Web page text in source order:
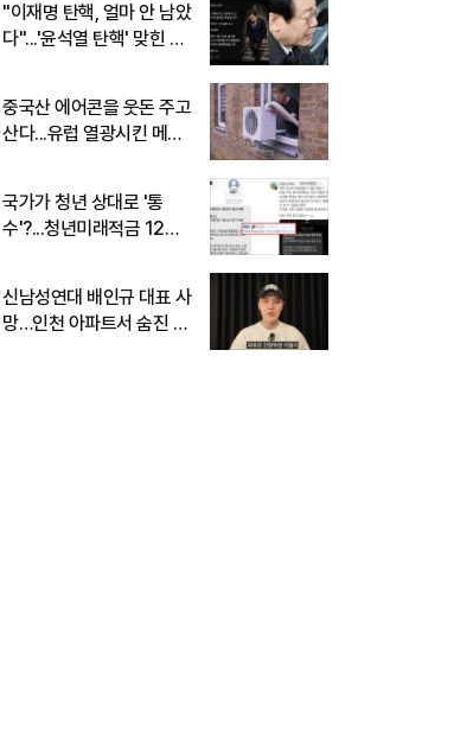
"이재명 탄핵, 얼마 안 남았
다"...'윤석열 탄핵' 맞힌 무
중국산 에어콘을 웃돈 주고
산다...유럽 열광시킨 메이
국가가 청년 상대로 '통
수'?...청년미래적금 12%
신남성연대 배인규 대표 사
망…인천 아파트서 숨진 채